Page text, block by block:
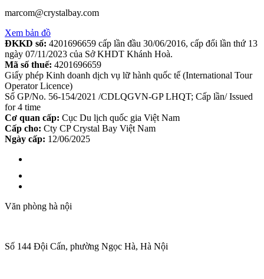
marcom@crystalbay.com
Xem bản đồ
ĐKKD số: 4201696659 cấp lần đầu 30/06/2016, cấp đổi lần thứ 13
ngày 07/11/2023 của Sở KHDT Khánh Hoà.
Mã số thuế: 4201696659
Giấy phép Kinh doanh dịch vụ lữ hành quốc tế (International Tour
Operator Licence)
Số GP/No. 56-154/2021 /CDLQGVN-GP LHQT; Cấp lần/ Issued
for 4 time
Cơ quan cấp: Cục Du lịch quốc gia Việt Nam
Cấp cho: Cty CP Crystal Bay Việt Nam
Ngày cấp: 12/06/2025
Văn phòng hà nội
Số 144 Đội Cấn, phường Ngọc Hà, Hà Nội